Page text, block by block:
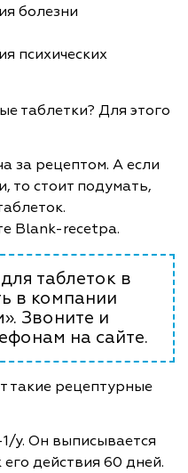
болезни
психических
таблетки? Для этого
за рецептом. А если
то стоит подумать,
Blank-recetpa.
таблеток в
в компании
Звоните и
на сайте.
такие рецептурные
у. Он выписывается
действия 60 дней.